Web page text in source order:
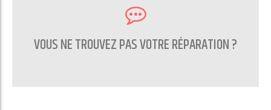
VOUS NE TROUVEZ PAS VOTRE RÉPARATION ?
CONTACTEZ NOUS